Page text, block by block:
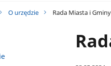
O urzędzie Rada Miasta i Gminy